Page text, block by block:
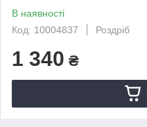
В наявності
Код: 10004837
Роздріб
1 340 ₴